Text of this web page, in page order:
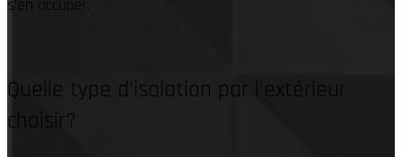
s’en occuper.
Quelle type d'isolation par l'extérieur
choisir?